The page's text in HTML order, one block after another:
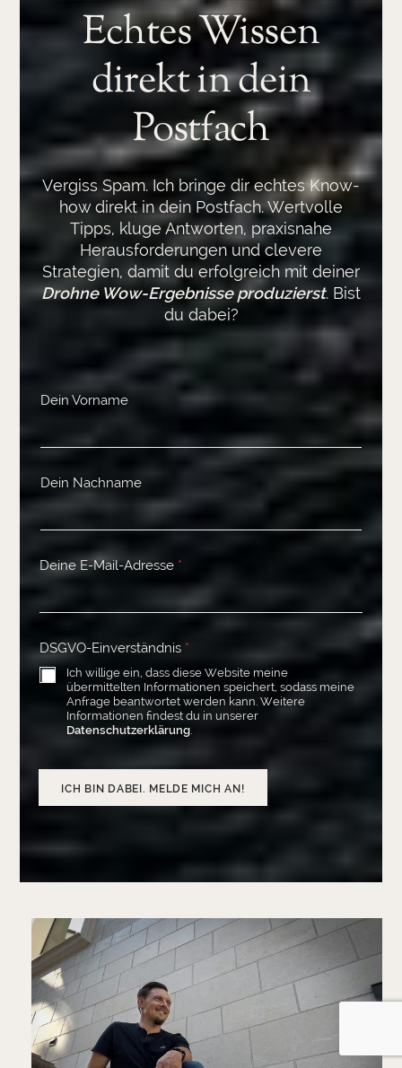
Echtes Wissen
direkt in dein
Postfach
Vergiss Spam. Ich bringe dir echtes Know-
how direkt in dein Postfach. Wertvolle
Tipps, kluge Antworten, praxisnahe
Herausforderungen und clevere
Strategien, damit du erfolgreich mit deiner
Drohne Wow-Ergebnisse produzierst. Bist
du dabei?
Dein Vorname
Dein Nachname
Deine E-Mail-Adresse *
DSGVO-Einverständnis *
Ich willige ein, dass diese Website meine
übermittelten Informationen speichert, sodass meine
Anfrage beantwortet werden kann. Weitere
Informationen findest du in unserer
Datenschutzerklärung.
ICH BIN DABEI. MELDE MICH AN!